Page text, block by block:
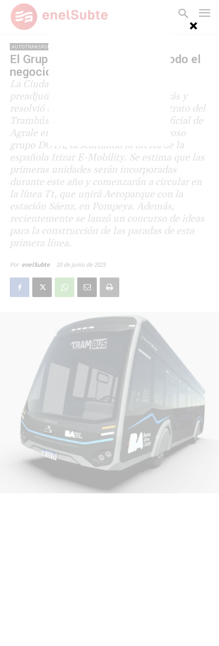
AUTOTRANSPORTE
El Grupo DOTA se queda con todo el
negocio del Trambús
La Ciudad rectificó el dictamen de
preadjudicación emitido semanas atrás y
resolvió entregar la totalidad del contrato del
Trambús a Megacar, representante oficial de
Agrale en el país y vinculada al poderoso
grupo DOTA, descartando la oferta de la
española Irizar E-Mobility. Se estima que las
primeras unidades serán incorporadas
durante este año y comenzarán a circular en
la línea T1, que unirá Aeroparque con la
estación Sáenz, en Pompeya. Además,
recientemente se lanzó un concurso de ideas
para la construcción de las paradas de esta
primera línea.
Por enelSubte 20 de junio de 2025